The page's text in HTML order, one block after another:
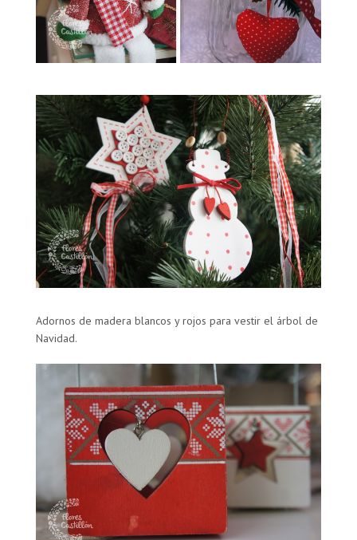
Adornos de madera blancos y rojos para vestir el árbol de
Navidad.